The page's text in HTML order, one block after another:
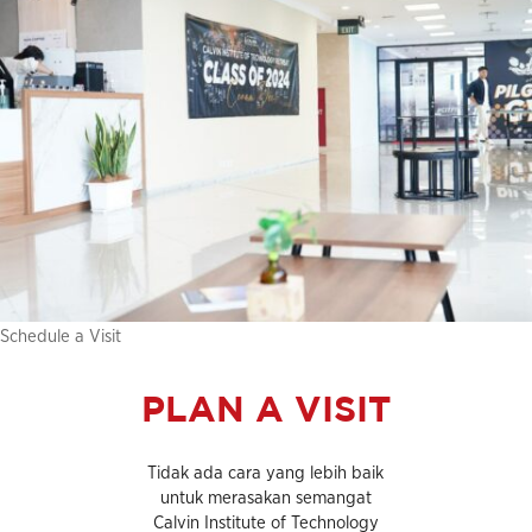
Schedule a Visit
PLAN A VISIT
Tidak ada cara yang lebih baik
untuk merasakan semangat
Calvin Institute of Technology